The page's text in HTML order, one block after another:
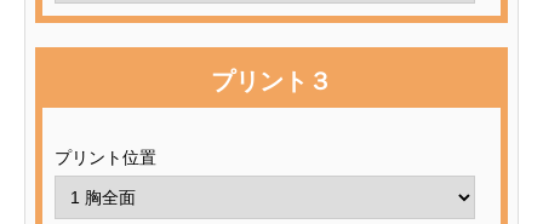
プリント３
プリント位置